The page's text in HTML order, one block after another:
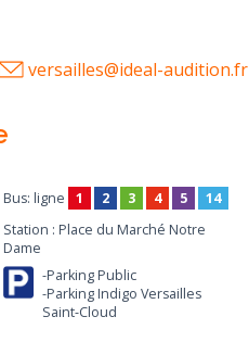
versailles@ideal-audition.fr
Bus: ligne 1 2 3 4 5
14
Station : Place du Marché Notre
Dame
-Parking Public
-Parking Indigo Versailles
Saint-Cloud